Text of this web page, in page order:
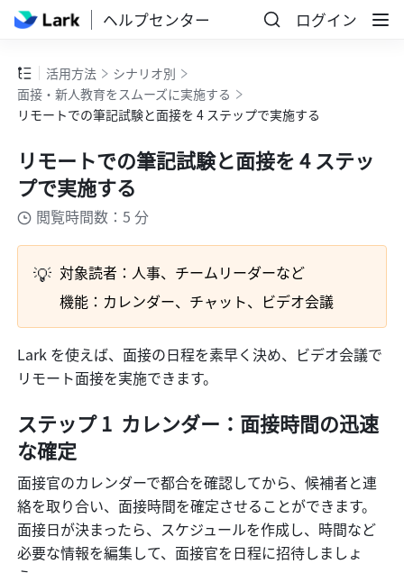
ヘルプセンター ログイン
活用方法
シナリオ別
面接・新人教育をスムーズに実施する
リモートでの筆記試験と面接を 4 ステップで実施する
リモートでの筆記試験と面接を 4 ステッ
プで実施する
閲覧時間数：5 分
💡 対象読者：人事、チームリーダーなど
機能：カレンダー、チャット、ビデオ会議
Lark を使えば、面接の日程を素早く決め、ビデオ会議で
リモート面接を実施できます。
ステップ 1  カレンダー：面接時間の迅速
な確定
面接官のカレンダーで都合を確認してから、候補者と連
絡を取り合い、面接時間を確定させることができます。
面接日が決まったら、スケジュールを作成し、時間など
必要な情報を編集して、面接官を日程に招待しましょ